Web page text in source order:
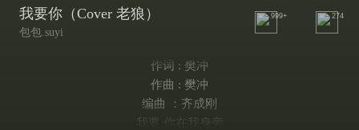
我要你（Cover 老狼）
包包.suyi
999+ 274
作词 : 樊冲
作曲 : 樊冲
编曲 ：齐成刚
我要 你在我身旁